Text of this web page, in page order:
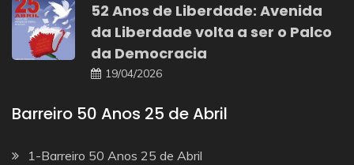
52 Anos de Liberdade: Avenida
da Liberdade volta a ser o Palco
da Democracia
19/04/2026
Barreiro 50 Anos 25 de Abril
1-Barreiro 50 Anos 25 de Abril